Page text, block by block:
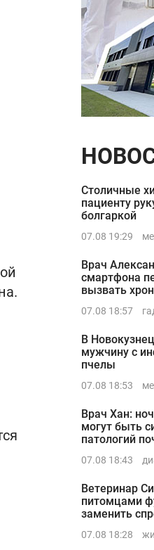
Столичные
пациенту
болгаркой
07.08 19:29
Врач
смартфона
вызвать
07.08 18:57
В
мужчину с
пчелы
07.08 18:53
Врач Хан:
могут быть
патологий
07.08 18:43
Ветеринар
питомцами
заменить
07.08 18:28